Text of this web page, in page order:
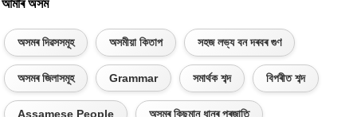
অসমৰ দিৱসসমূহ অসমীয়া কিতাপ সহজ লভ্য বন দৰবৰ গুণ
অসমৰ জিলাসমূহ Grammar সমাৰ্থক শব্দ বিপৰীত শব্দ
Assamese People অসমৰ কিছুমান ধানৰ প্ৰজাতি